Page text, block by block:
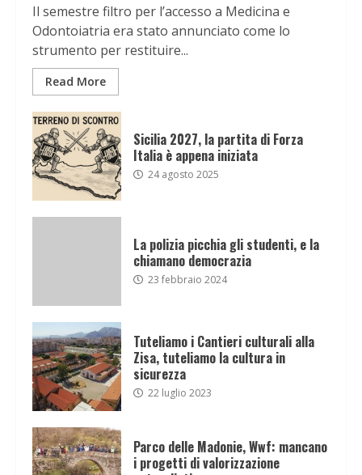
Il semestre filtro per l’accesso a Medicina e
Odontoiatria era stato annunciato come lo
strumento per restituire...
Read More
Sicilia 2027, la partita di Forza
Italia è appena iniziata
24 agosto 2025
La polizia picchia gli studenti, e la
chiamano democrazia
23 febbraio 2024
Tuteliamo i Cantieri culturali alla
Zisa, tuteliamo la cultura in
sicurezza
22 luglio 2023
Parco delle Madonie, Wwf: mancano
i progetti di valorizzazione